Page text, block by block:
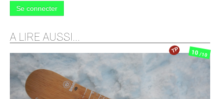
Se connecter
A LIRE AUSSI...
10/10
TP